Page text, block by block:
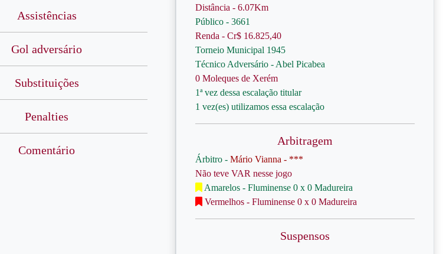
Assistências
Gol adversário
Substituições
Penalties
Comentário
Distância - 6.07Km
Público - 3661
Renda - Cr$ 16.825,40
Torneio Municipal 1945
Técnico Adversário - Abel Picabea
0 Moleques de Xerém
1ª vez dessa escalação titular
1 vez(es) utilizamos essa escalação
Arbitragem
Árbitro - Mário Vianna - ***
Não teve VAR nesse jogo
Amarelos - Fluminense 0 x 0 Madureira
Vermelhos - Fluminense 0 x 0 Madureira
Suspensos